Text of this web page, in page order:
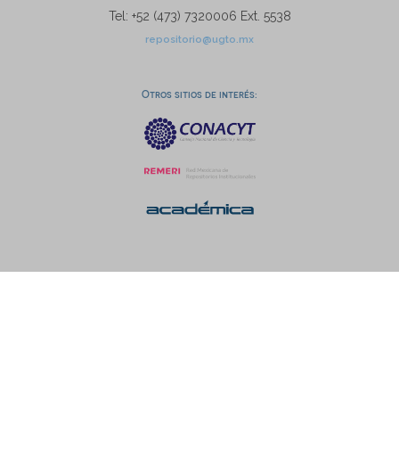
Tel: +52 (473) 7320006 Ext. 5538
repositorio@ugto.mx
Otros sitios de interés: